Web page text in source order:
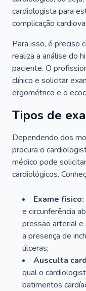
cardiologista para
complicação
Para isso, é preciso
realiza a análise do
paciente. O
clínico e solicitar
ergométrico e o
Tipos de
Dependendo dos
procura o
médico pode
cardiológicos.
Exame físico:
e circunferência
pressão arterial e
a presença de
úlceras;
Ausculta
qual o
batimentos